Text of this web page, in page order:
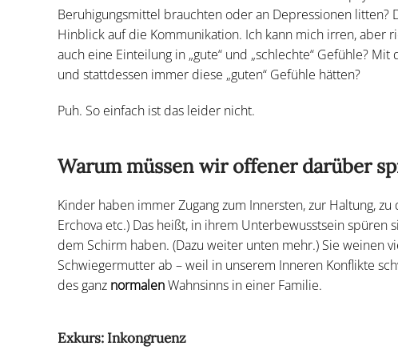
Beruhigungsmittel brauchten oder an Depressionen
Hinblick auf die Kommunikation. Ich kann mich irren, aber
auch eine Einteilung in „gute“ und „schlechte“ Gefühle?
und stattdessen immer diese „guten“ Gefühle hätten?
Puh. So einfach ist das leider nicht.
Warum müssen wir offener darüber
Kinder haben immer Zugang zum Innersten, zur Haltung,
Erchova etc.) Das heißt, in ihrem Unterbewusstsein spüren
dem Schirm haben. (Dazu weiter unten mehr.) Sie weinen
Schwiegermutter ab – weil in unserem Inneren Konflikte
des ganz normalenWahnsinns in einer Familie.
Exkurs: Inkongruenz